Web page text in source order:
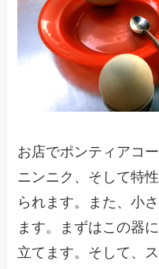
お店でポンティアコ
ニンニク、そして特
られます。また、小
ます。まずはこの器
立てます。そして、